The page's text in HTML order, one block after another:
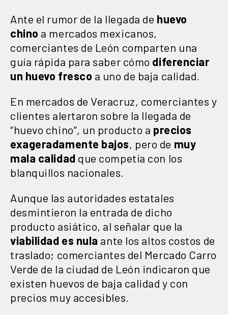
Ante el rumor de la llegada de huevo
chino a mercados mexicanos,
comerciantes de León comparten una
guía rápida para saber cómo diferenciar
un huevo fresco a uno de baja calidad.
En mercados de Veracruz, comerciantes y
clientes alertaron sobre la llegada de
“huevo chino”, un producto a precios
exageradamente bajos, pero de muy
mala calidad que competía con los
blanquillos nacionales.
Aunque las autoridades estatales
desmintieron la entrada de dicho
producto asiático, al señalar que la
viabilidad es nula ante los altos costos de
traslado; comerciantes del Mercado Carro
Verde de la ciudad de León indicaron que
existen huevos de baja calidad y con
precios muy accesibles.